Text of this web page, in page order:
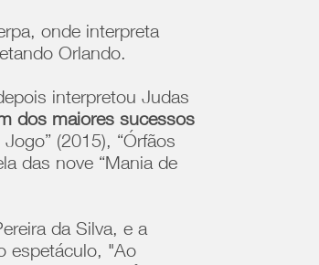
onde interpreta
Orlando.
interpretou Judas
dos maiores sucessos
(2015), “Órfãos
das nove “Mania de
da Silva, e a
espetáculo, "Ao